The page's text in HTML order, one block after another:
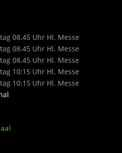
08.45 Uhr Hl. Messe
08.45 Uhr Hl. Messe
08.45 Uhr Hl. Messe
10:15 Uhr Hl. Messe
10:15 Uhr Hl. Messe